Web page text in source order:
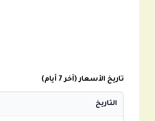
تاريخ الأسعار (آخر 7 أيام)
التاريخ